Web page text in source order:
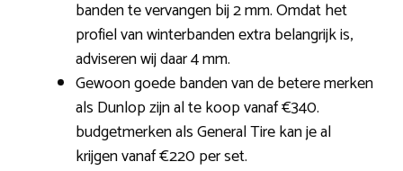
banden te vervangen bij 2 mm. Omdat het
profiel van winterbanden extra belangrijk is,
adviseren wij daar 4 mm.
Gewoon goede banden van de betere merken
als Dunlop zijn al te koop vanaf €340.
budgetmerken als General Tire kan je al
krijgen vanaf €220 per set.